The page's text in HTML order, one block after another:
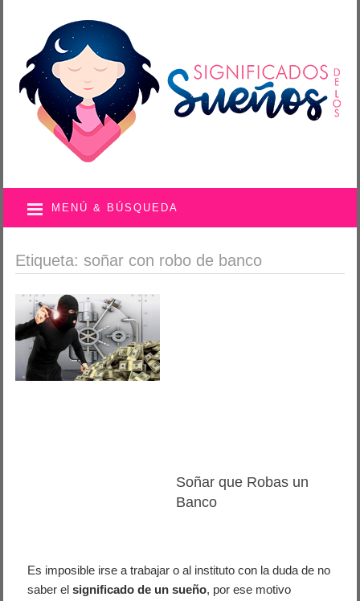
MENÚ & BÚSQUEDA
Etiqueta: soñar con robo de banco
Soñar que Robas un
Banco
Es imposible irse a trabajar o al instituto con la duda de no
saber elsignificado de un sueño, por ese motivo